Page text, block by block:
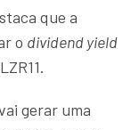
que a
o dividend yield
gerar uma